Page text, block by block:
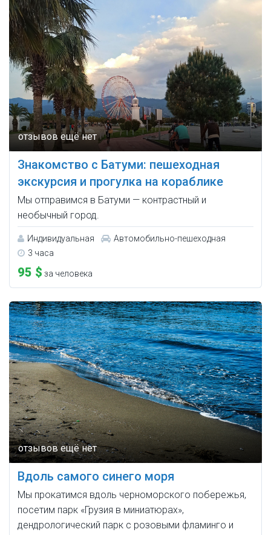
Знакомство с Батуми: пешеходная
экскурсия и прогулка на кораблике
Мы отправимся в Батуми — контрастный и
необычный город.
Индивидуальная
Автомобильно-пешеходная
3 часа
95 $ за человека
Вдоль самого синего моря
Мы прокатимся вдоль черноморского побережья,
посетим парк «Грузия в миниатюрах»,
дендрологический парк с розовыми фламинго и